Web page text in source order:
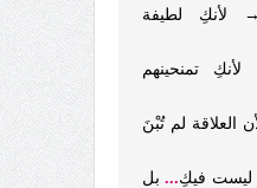
لأنكِ لطيفة
تمنحينهم
العلاقة لم تُبْنَ
ليست فيكِ... بل